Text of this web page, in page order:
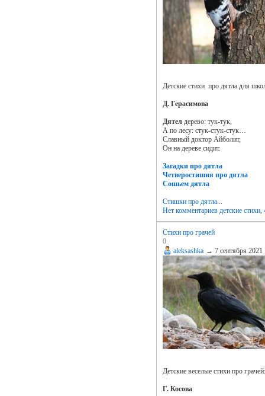
Детские стихи про дятла для
Д. Герасимова
Дятелдерево: тук-тук,
А по лесу: стук-стук-стук…
Славный доктор Айболит,
Он на дереве сидит.
Загадки про дятла
Четверостишия про дятла
Сошьем дятла
Стишки про дятла...
Нет комментариев детские стихи,
Стихи про грачей
0
aleksashka → 7 сентября 2021
Детские веселые стихи про грачей:
Г. Косова